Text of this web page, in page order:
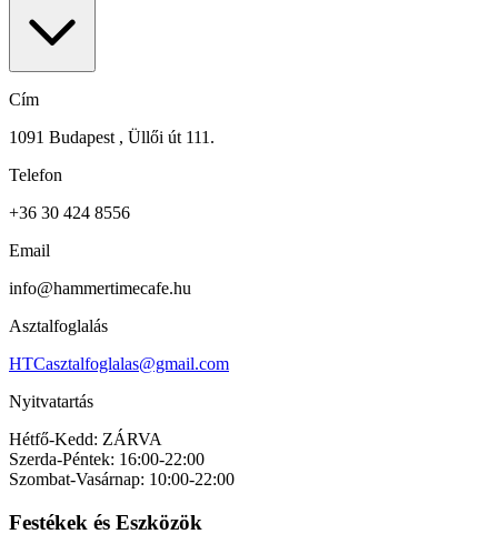
Cím
1091 Budapest , Üllői út 111.
Telefon
+36 30 424 8556
Email
info@hammertimecafe.hu
Asztalfoglalás
HTCasztalfoglalas@gmail.com
Nyitvatartás
Hétfő-Kedd: ZÁRVA
Szerda-Péntek: 16:00-22:00
Szombat-Vasárnap: 10:00-22:00
Festékek és Eszközök